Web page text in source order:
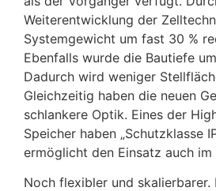
Weiterentwicklung der
Systemgewicht um fast 30 %
Ebenfalls wurde die Bautiefe
Dadurch wird weniger
Gleichzeitig haben die neuen
schlankere Optik. Eines der
Speicher haben „Schutzklasse
ermöglicht den Einsatz auch im
Noch flexibler und skalierbarer.